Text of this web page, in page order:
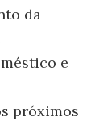
da
e
próximos